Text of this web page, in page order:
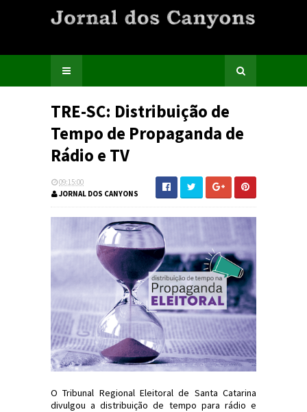
TRE-SC: Distribuição de
Tempo de Propaganda de
Rádio e TV
09:15:00
JORNAL DOS CANYONS
O Tribunal Regional Eleitoral de Santa Catarina
divulgou a distribuição de tempo para rádio e